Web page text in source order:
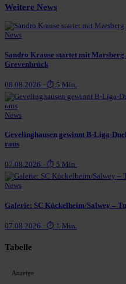
Weitere News
News
Sandro Krause startet mit
Grevenbrück
08.08.2026 · ⏱ 5 Min.
News
Gevelinghausen gewinnt B-Liga-
raus
07.08.2026 · ⏱ 5 Min.
News
Galerie: SC Kückelheim/Salwey –
07.08.2026 · ⏱ 1 Min.
Tabelle
Anzeige